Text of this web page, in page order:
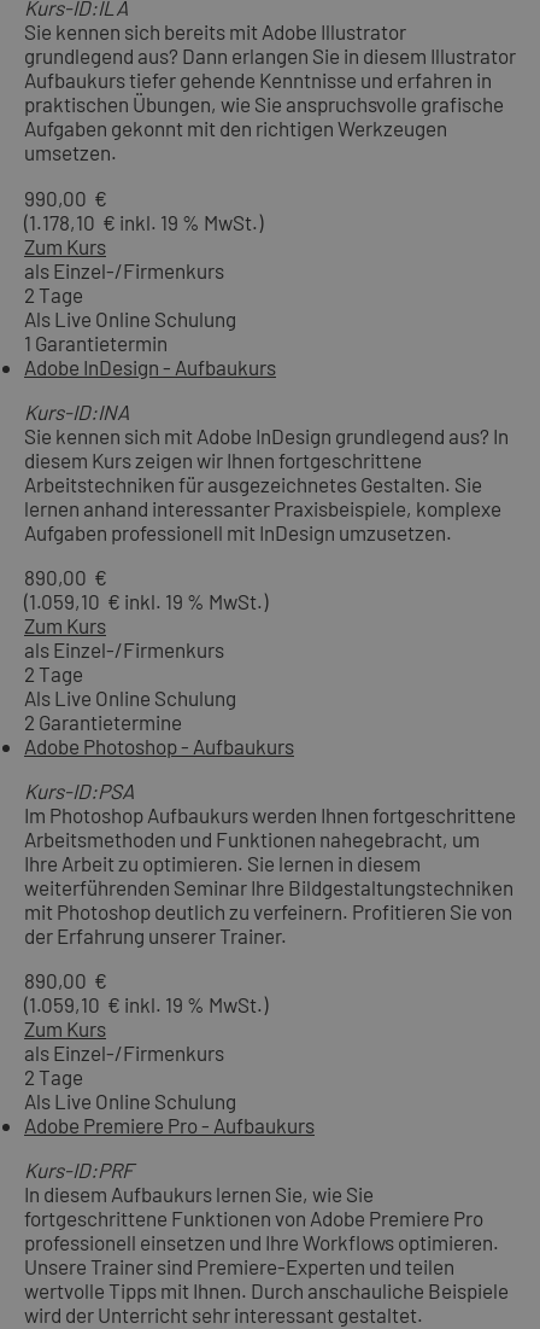
Kurs-ID:ILA
Sie kennen sich bereits mit Adobe Illustrator
grundlegend aus? Dann erlangen Sie in diesem Illustrator
Aufbaukurs tiefer gehende Kenntnisse und erfahren in
praktischen Übungen, wie Sie anspruchsvolle grafische
Aufgaben gekonnt mit den richtigen Werkzeugen
umsetzen.
990,00 €
(1.178,10 € inkl. 19 % MwSt.)
Zum Kurs
als Einzel-/Firmenkurs
2 Tage
Als Live Online Schulung
1 Garantietermin
Adobe InDesign - Aufbaukurs
Kurs-ID:INA
Sie kennen sich mit Adobe InDesign grundlegend aus? In
diesem Kurs zeigen wir Ihnen fortgeschrittene
Arbeitstechniken für ausgezeichnetes Gestalten. Sie
lernen anhand interessanter Praxisbeispiele, komplexe
Aufgaben professionell mit InDesign umzusetzen.
890,00 €
(1.059,10 € inkl. 19 % MwSt.)
Zum Kurs
als Einzel-/Firmenkurs
2 Tage
Als Live Online Schulung
2 Garantietermine
Adobe Photoshop - Aufbaukurs
Kurs-ID:PSA
Im Photoshop Aufbaukurs werden Ihnen fortgeschrittene
Arbeitsmethoden und Funktionen nahegebracht, um
Ihre Arbeit zu optimieren. Sie lernen in diesem
weiterführenden Seminar Ihre Bildgestaltungstechniken
mit Photoshop deutlich zu verfeinern. Profitieren Sie von
der Erfahrung unserer Trainer.
890,00 €
(1.059,10 € inkl. 19 % MwSt.)
Zum Kurs
als Einzel-/Firmenkurs
2 Tage
Als Live Online Schulung
Adobe Premiere Pro - Aufbaukurs
Kurs-ID:PRF
In diesem Aufbaukurs lernen Sie, wie Sie
fortgeschrittene Funktionen von Adobe Premiere Pro
professionell einsetzen und Ihre Workflows optimieren.
Unsere Trainer sind Premiere-Experten und teilen
wertvolle Tipps mit Ihnen. Durch anschauliche Beispiele
wird der Unterricht sehr interessant gestaltet.